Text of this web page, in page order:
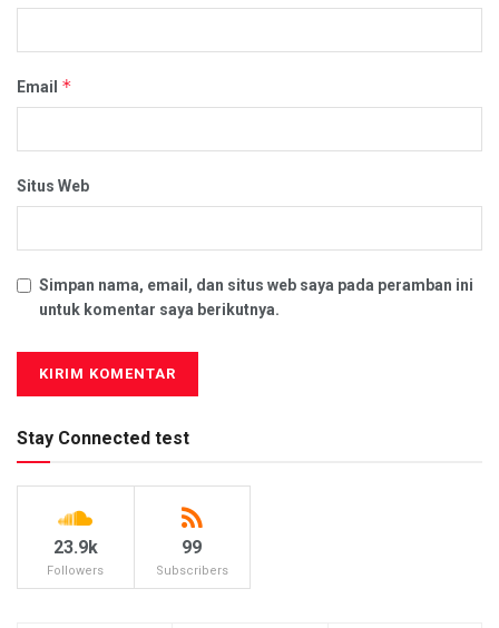
Email *
Situs Web
Simpan nama, email, dan situs web saya pada peramban ini
untuk komentar saya berikutnya.
Stay Connected test
23.9k
Followers
99
Subscribers